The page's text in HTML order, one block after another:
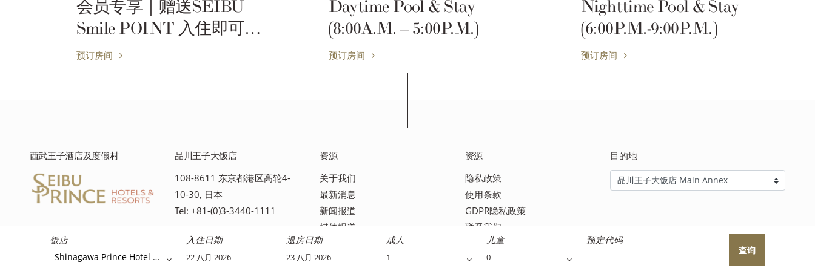
饭店
Shinagawa Prince Hotel Main Annex
入住日期 退房日期 成人 儿童 预定代码
查询
Daytime Pool & Stay
(8:00A.M. – 5:00P.M.)
预订房间
Nighttime Pool & Stay
(6:00P.M.-9:00P.M.)
预订房间
畅享清凉，全FUN包揽
预订房间
西武王子酒店及度假村
品川王子大饭店
108-8611 东京都港区高轮4-
10-30, 日本
Tel: +81-(0)3-3440-1111
资源
关于我们
最新消息
新闻报道
媒体报道
常见问题解答
资源
隐私政策
使用条款
GDPR隐私政策
联系我们
目的地